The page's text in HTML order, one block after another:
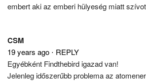
embert aki az emberi hülyeség miatt
CSM
19 years ago ⋅ REPLY
Egyébként Findthebird igazad van!
Jelenleg időszerűbb problema az